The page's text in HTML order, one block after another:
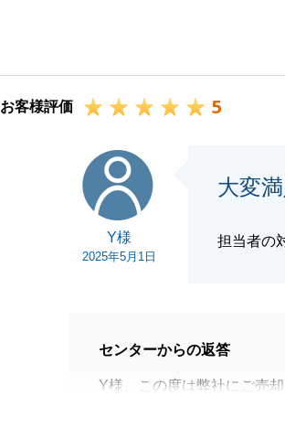
S様のますますのご多幸を
お客様評価 5
Y様
2025年5月1日
大変
担当者の
センターからの返答
Y様、この度は弊社にご売